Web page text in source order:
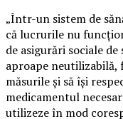
„Într-un sistem de
că lucrurile nu
de asigurări sociale
aproape neutilizabilă,
măsurile și să își
medicamentul
utilizeze în mod